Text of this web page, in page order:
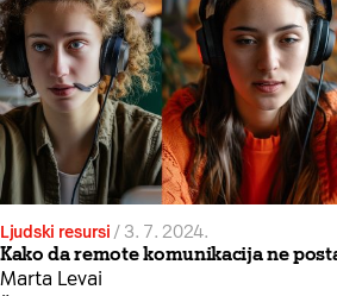
Ljudski resursi / 3. 7. 2024.
Kako da remote komunikacija ne
Marta Levai